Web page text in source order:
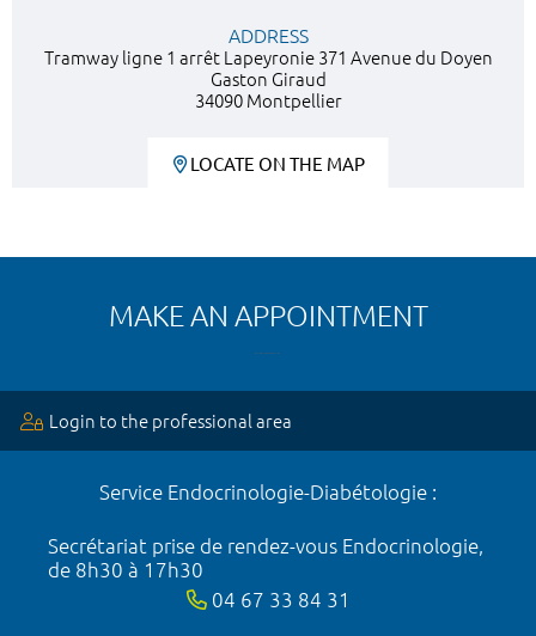
ADDRESS
Tramway ligne 1 arrêt Lapeyronie 371 Avenue du Doyen
Gaston Giraud
34090 Montpellier
LOCATE ON THE MAP
MAKE AN APPOINTMENT
Login to the professional area
Service Endocrinologie-Diabétologie :
Secrétariat prise de rendez-vous Endocrinologie,
de 8h30 à 17h30
04 67 33 84 31